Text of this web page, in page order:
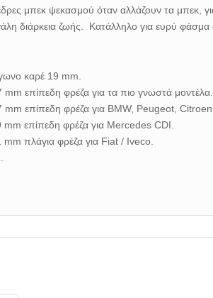
μπεκ ψεκασμού όταν αλλάζουν τα μπεκ,
διάρκεια ζωής. Κατάλληλο για ευρύ
καρέ 19 mm.
mm επίπεδη φρέζα για τα πιο γνωστά μοντέλα.
mm επίπεδη φρέζα για BMW, Peugeot,
mm επίπεδη φρέζα για Mercedes CDI.
mm πλάγια φρέζα για Fiat / Iveco.